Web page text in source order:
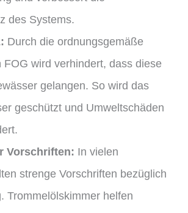
des Systems.
Durch die ordnungsgemäße
FOG wird verhindert, dass diese
gelangen. So wird das
geschützt und Umweltschäden
Vorschriften: In vielen
strenge Vorschriften bezüglich
Trommelölskimmer helfen